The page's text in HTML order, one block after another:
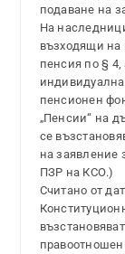
подаване на
На
възходящи на
пенсия по § 4,
пенсионен
„Пенсии“ на
се
на заявление
ПЗР на КСО.)
Считано от